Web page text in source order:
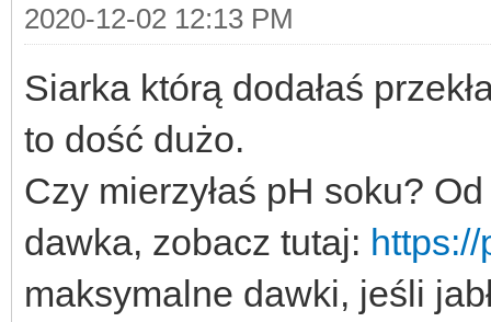
2020-12-02 12:13 PM
Siarka którą dodałaś
to dość dużo.
Czy mierzyłaś pH soku?
dawka, zobacz tutaj:
maksymalne dawki, jeśli